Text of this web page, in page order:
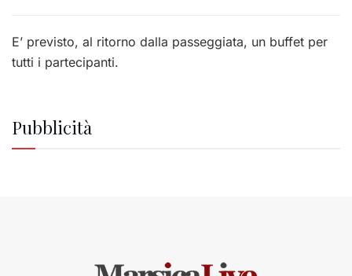
E’ previsto, al ritorno dalla passeggiata, un buffet per
tutti i partecipanti.
Pubblicità